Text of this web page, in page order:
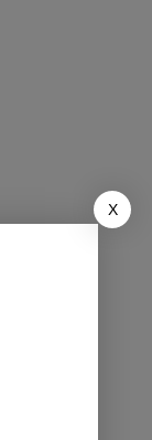
X